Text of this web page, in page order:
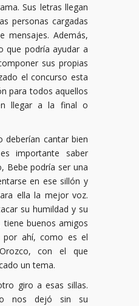
Sus letras llegan
personas cargadas
mensajes. Además,
que podría ayudar a
sus propias
el concurso esta
para todos aquellos
llegar a la final o
deberían cantar bien
importante saber
Bebe podría ser una
en ese sillón y
ella la mejor voz.
su humildad y su
tiene buenos amigos
por ahí, como es el
con el que
un tema.
giro a esas sillas.
nos dejó sin su